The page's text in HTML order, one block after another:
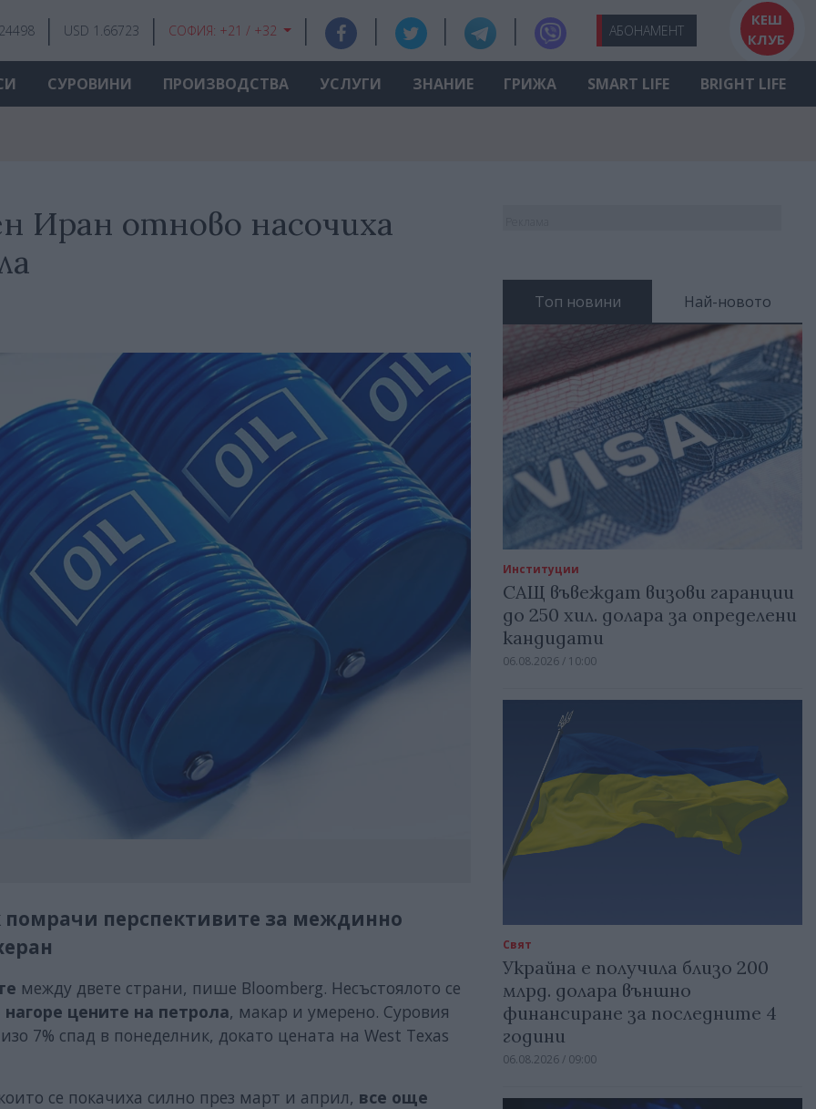
USD 1.66723 СОФИЯ: +21 / +32 АБОНАМЕНТ
КЕШ
КЛУБ
СУРОВИНИ ПРОИЗВОДСТВА УСЛУГИ ЗНАНИЕ ГРИЖА SMART LIFE BRIGHT LIFE
отново насочиха
перспективите за междинно
между двете страни, пише Bloomberg. Несъстоялото се
нагоре цените на петрола, макар и умерено. Суровия
7% спад в понеделник, докато цената на West Texas
се покачиха силно през март и април, все още
Топ новини Най-новото
Институции
САЩ въвеждат визови гаранции
до 250 хил. долара за определени
кандидати
06.08.2026 / 10:00
Свят
Украйна е получила близо 200
млрд. долара външно
финансиране за последните 4
години
06.08.2026 / 09:00